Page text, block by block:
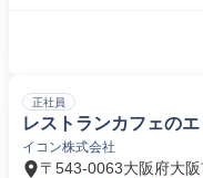
正社員
レストランカフェの
イコン株式会社
〒543-0063大阪府大